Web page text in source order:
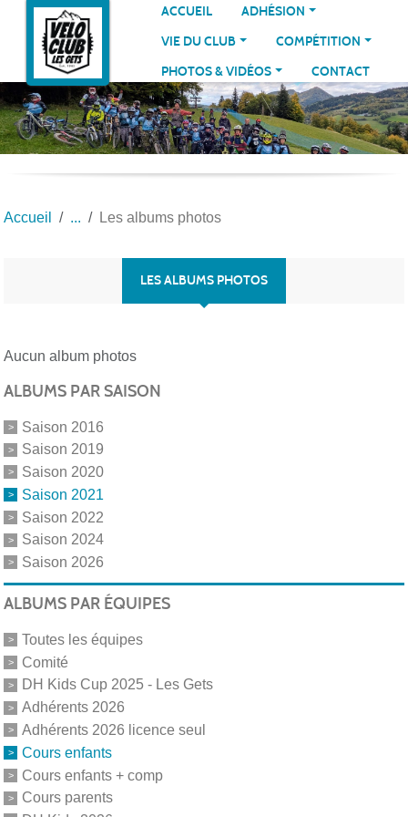
ACCUEIL
ADHÉSION
VIE DU CLUB
COMPÉTITION
PHOTOS & VIDÉOS
CONTACT
Accueil Les albums photos
LES ALBUMS PHOTOS
Aucun album photos
ALBUMS PAR SAISON
Saison 2016
Saison 2019
Saison 2020
Saison 2021
Saison 2022
Saison 2024
Saison 2026
ALBUMS PAR ÉQUIPES
Toutes les équipes
Comité
DH Kids Cup 2025 - Les Gets
Adhérents 2026
Adhérents 2026 licence seul
Cours enfants
Cours enfants + comp
Cours parents
Panneau de gestion des cookies